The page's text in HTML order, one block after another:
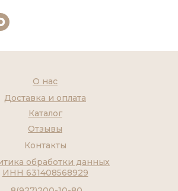
Контакты
Каталог
О нас
Доставка и оплата
Отзывы
обработки данных
ИНН 631408568929